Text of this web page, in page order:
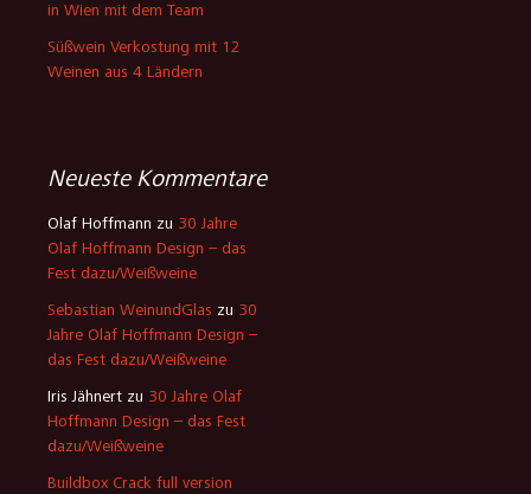
in Wien mit dem Team
Süßwein Verkostung mit 12
Weinen aus 4 Ländern
Neueste Kommentare
Olaf Hoffmann zu 30 Jahre
Olaf Hoffmann Design – das
Fest dazu/Weißweine
Sebastian WeinundGlas zu 30
Jahre Olaf Hoffmann Design –
das Fest dazu/Weißweine
Iris Jähnert zu 30 Jahre Olaf
Hoffmann Design – das Fest
dazu/Weißweine
Buildbox Crack full version